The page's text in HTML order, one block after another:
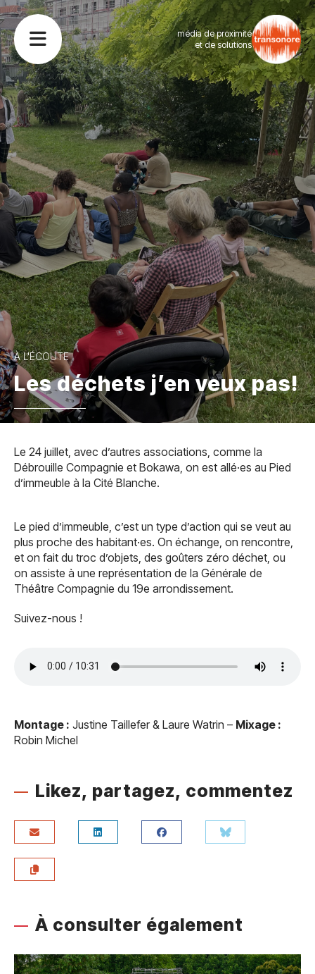
média de proximité
et de solutions
À L'ÉCOUTE
Les déchets j’en veux pas!
Le 24 juillet, avec d’autres associations, comme la
Débrouille Compagnie et Bokawa, on est allé·es au Pied
d’immeuble à la Cité Blanche.
Le pied d’immeuble, c’est un type d’action qui se veut au
plus proche des habitant·es. On échange, on rencontre,
et on fait du troc d’objets, des goûters zéro déchet, ou
on assiste à une représentation de la Générale de
Théâtre Compagnie du 19e arrondissement.
Suivez-nous !
Montage : Justine Taillefer & Laure Watrin – Mixage :
Robin Michel
Likez, partagez, commentez
À consulter également